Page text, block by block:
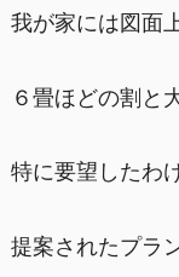
我が家には図面
６畳ほどの割と
特に要望したわ
提案されたプラ